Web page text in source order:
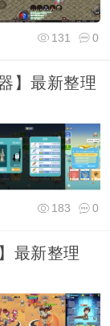
0
131
】最新整理
0
183
最新整理